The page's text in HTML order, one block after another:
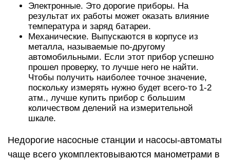
Электронные. Это дорогие приборы. На
результат их работы может оказать влияние
температура и заряд батареи.
Механические. Выпускаются в корпусе из
металла, называемые по-другому
автомобильными. Если этот прибор успешно
прошел проверку, то лучше него не найти.
Чтобы получить наиболее точное значение,
поскольку измерять нужно будет всего-то 1-2
атм., лучше купить прибор с большим
количеством делений на измерительной
шкале.
Недорогие насосные станции и насосы-автоматы
чаще всего укомплектовываются манометрами в